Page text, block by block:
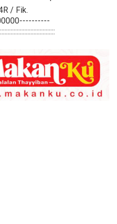
/ Fik.